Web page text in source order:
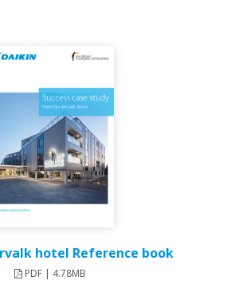
hotel Reference book
PDF | 4.78MB